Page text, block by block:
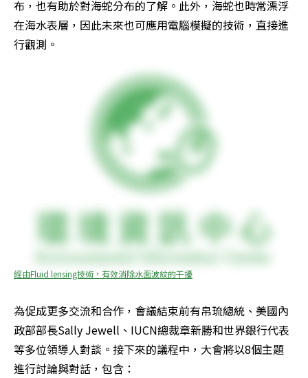
布，也有助於對海蛇分布的了解。此外，海蛇也時常漂浮
在海水表層，因此未來也可應用電腦模擬的技術，直接進
行觀測。
經由Fluid lensing技術，有效消除水面波紋的干擾
為促成更多交流和合作，會議結束前有帛琉總統、美國內
政部部長Sally Jewell、IUCN總裁章新勝和世界銀行代表
等多位領導人對談。接下來的議程中，大會將以8個主題
進行討論與對話，包含：